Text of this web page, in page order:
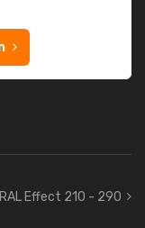
Effect 210 - 290